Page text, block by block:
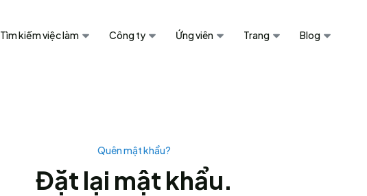
Tìm kiếm việc làm Công ty Ứng viên Trang Blog
Quên mật khẩu?
Đặt lại mật khẩu.